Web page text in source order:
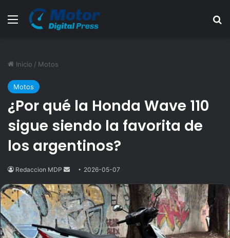
Menú
Inicio / Motos
Motos
¿Por qué la Honda Wave 110
sigue siendo la favorita de
los argentinos?
Redaccion MDP
Send
email
2026-05-07